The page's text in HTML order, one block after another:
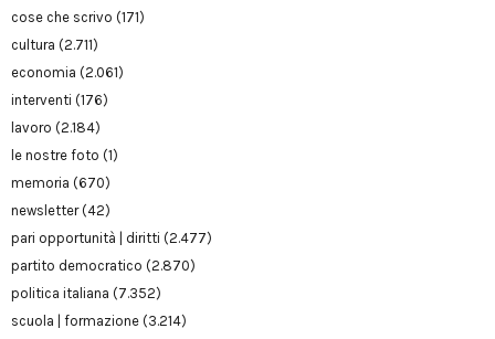
cose che scrivo (171)
cultura (2.711)
economia (2.061)
interventi (176)
lavoro (2.184)
le nostre foto (1)
memoria (670)
newsletter(42)
pari opportunità | diritti (2.477)
partito democratico (2.870)
politica italiana (7.352)
scuola | formazione (3.214)